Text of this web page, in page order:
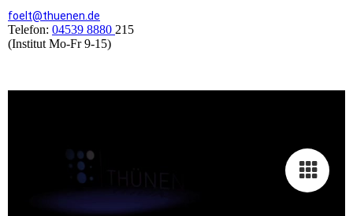
foelt@thuenen.de
Telefon: 04539 8880 215
(Institut Mo-Fr 9-15)